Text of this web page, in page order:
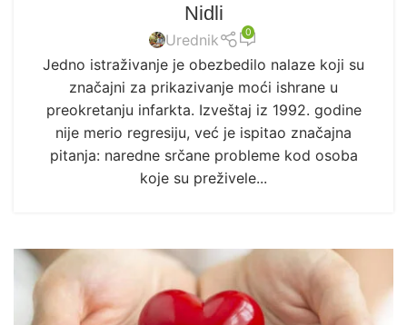
Nidli
Urednik 0
Jedno istraživanje je obezbedilo nalaze koji su
značajni za prikazivanje moći ishrane u
preokretanju infarkta. Izveštaj iz 1992. godine
nije merio regresiju, već je ispitao značajna
pitanja: naredne srčane probleme kod osoba
koje su preživele...